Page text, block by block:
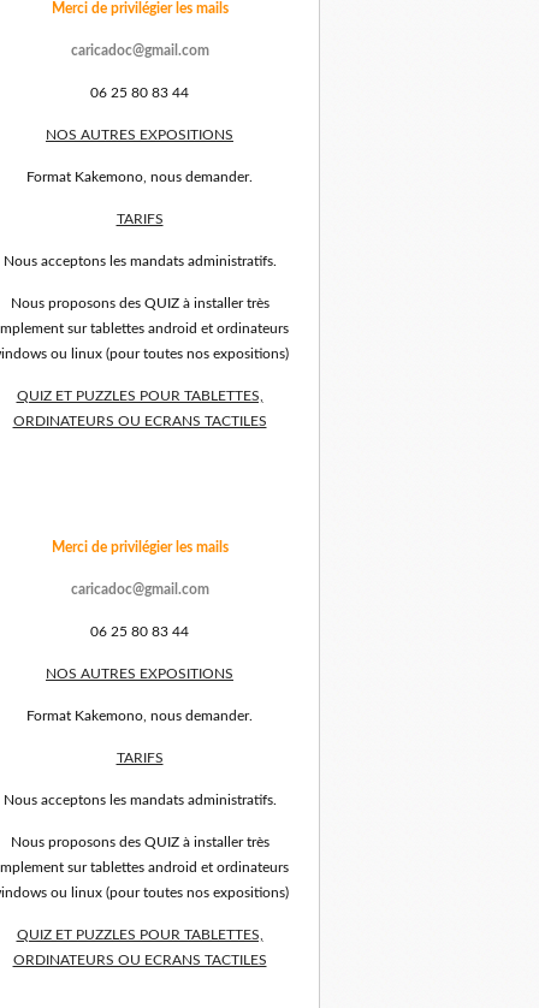
Merci de privilégier les mails
caricadoc@gmail.com
06 25 80 83 44
NOS AUTRES EXPOSITIONS
Format Kakemono, nous demander.
TARIFS
Nous acceptons les mandats administratifs.
Nous proposons des QUIZ à installer très
sur tablettes android et ordinateurs
ou linux (pour toutes nos expositions)
QUIZ ET PUZZLES POUR TABLETTES,
ORDINATEURS OU ECRANS TACTILES
Merci de privilégier les mails
caricadoc@gmail.com
06 25 80 83 44
NOS AUTRES EXPOSITIONS
Format Kakemono, nous demander.
TARIFS
Nous acceptons les mandats administratifs.
Nous proposons des QUIZ à installer très
sur tablettes android et ordinateurs
ou linux (pour toutes nos expositions)
QUIZ ET PUZZLES POUR TABLETTES,
ORDINATEURS OU ECRANS TACTILES